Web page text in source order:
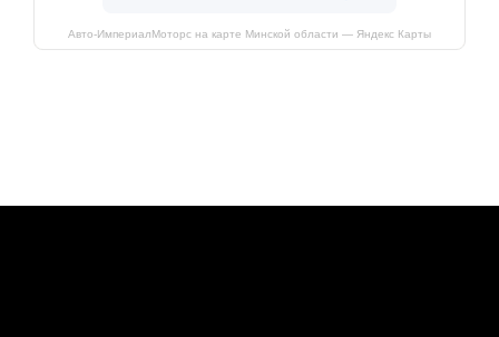
Авто-ИмпериалМоторс на карте Минской области — Яндекс Карты